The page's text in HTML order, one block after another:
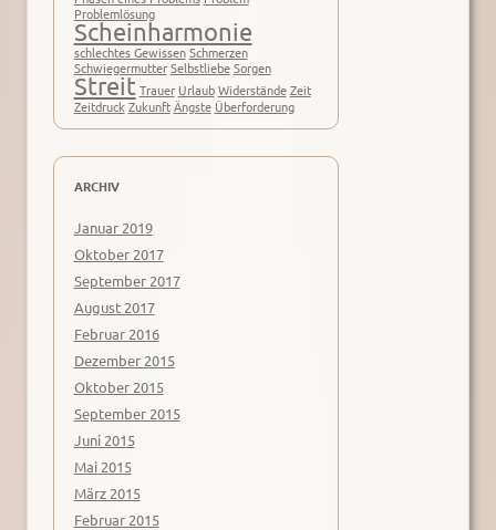
Problemlösung
Scheinharmonie
schlechtes Gewissen Schmerzen
Schwiegermutter Selbstliebe Sorgen
Streit Trauer Urlaub Widerstände Zeit
Zeitdruck Zukunft Ängste Überforderung
ARCHIV
Januar 2019
Oktober 2017
September 2017
August 2017
Februar 2016
Dezember 2015
Oktober 2015
September 2015
Juni 2015
Mai 2015
März 2015
Februar 2015